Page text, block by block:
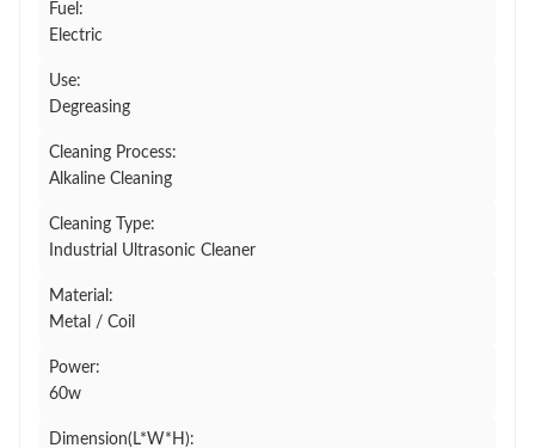
Fuel:
Electric
Use:
Degreasing
Cleaning Process:
Alkaline Cleaning
Cleaning Type:
Industrial Ultrasonic Cleaner
Material:
Metal / Coil
Power:
60w
Dimension(L*W*H):